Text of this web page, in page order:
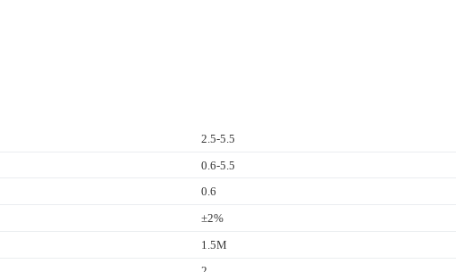
2.5-5.5
0.6-5.5
0.6
±2%
1.5M